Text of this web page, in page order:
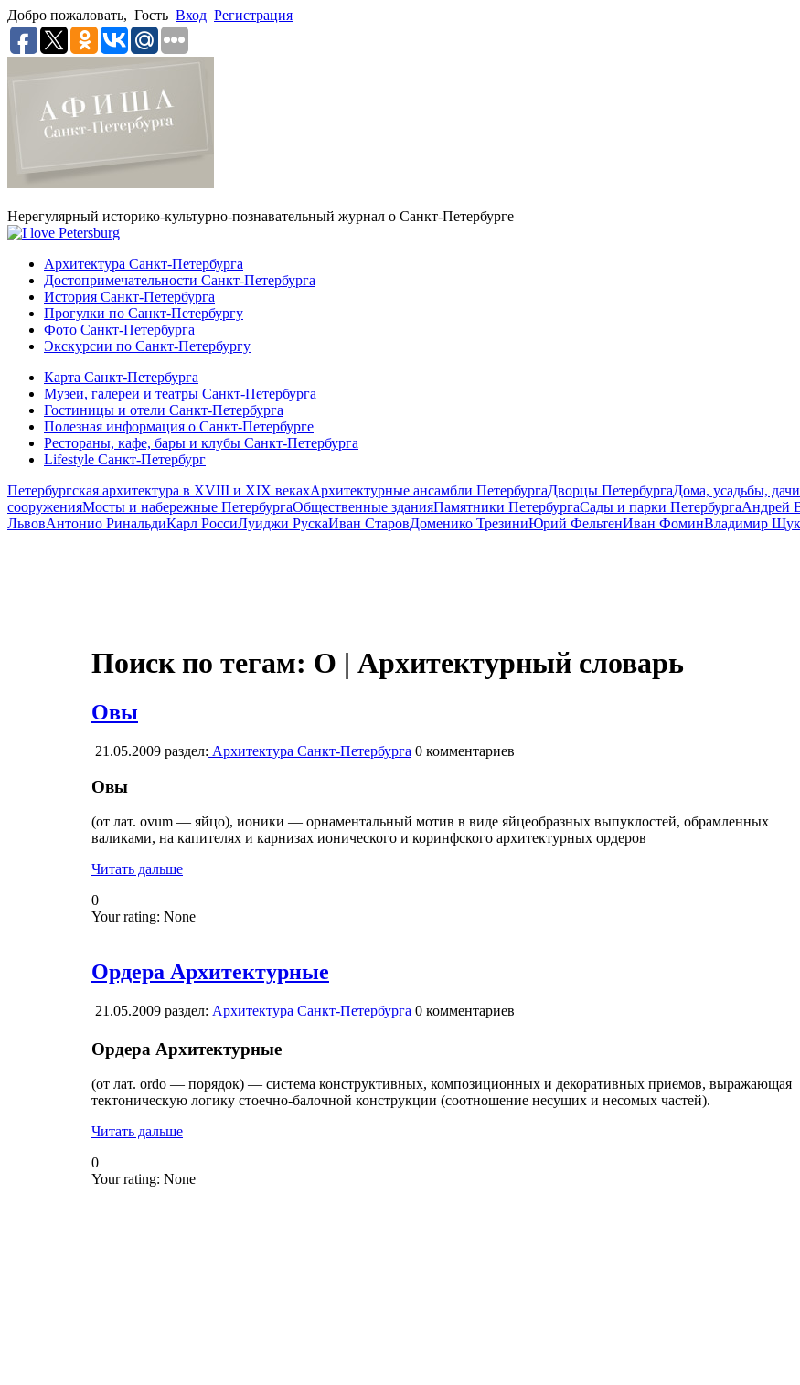
Добро пожаловать, Гость Вход Регистрация
Нерегулярный историко-культурно-познавательный журнал о Санкт-Петербурге
Архитектура Санкт-Петербурга
Достопримечательности Санкт-Петербурга
История Санкт-Петербурга
Прогулки по Санкт-Петербургу
Фото Санкт-Петербурга
Экскурсии по Санкт-Петербургу
Карта Санкт-Петербурга
Музеи, галереи и театры Санкт-Петербурга
Гостиницы и отели Санкт-Петербурга
Полезная информация о Санкт-Петербурге
Рестораны, кафе, бары и клубы Санкт-Петербурга
Lifestyle Санкт-Петербург
Петербургская архитектура в XVIII и XIX векахАрхитектурные ансамбли ПетербургаДворцы ПетербургаДома, усадьбы,
сооруженияМосты и набережные ПетербургаОбщественные зданияПамятники ПетербургаСады и парки ПетербургаАндрей
ЛьвовАнтонио РинальдиКарл РоссиЛуиджи РускаИван СтаровДоменико ТрезиниЮрий ФельтенИван ФоминВладимир
Поиск по тегам: О | Архитектурный словарь
Овы
21.05.2009 раздел: Архитектура Санкт-Петербурга 0 комментариев
Овы
(от лат. ovum — яйцо), ионики — орнаментальный мотив в виде яйцеобразных выпуклостей, обрамленных
валиками, на капителях и карнизах ионического и коринфского архитектурных ордеров
Читать дальше
0
Your rating: None
Ордера Архитектурные
21.05.2009 раздел: Архитектура Санкт-Петербурга 0 комментариев
Ордера Архитектурные
(от лат. ordo — порядок) — система конструктивных, композиционных и декоративных приемов, выражающая
тектоническую логику стоечно-балочной конструкции (соотношение несущих и несомых частей).
Читать дальше
0
Your rating: None